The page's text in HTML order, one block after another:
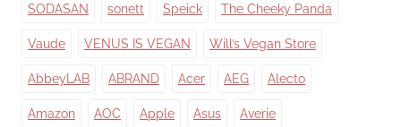
SODASAN sonett Speick The Cheeky Panda
Vaude VENUS IS VEGAN Will’s Vegan Store
AbbeyLAB ABRAND Acer AEG Alecto
Amazon AOC Apple Asus Averie